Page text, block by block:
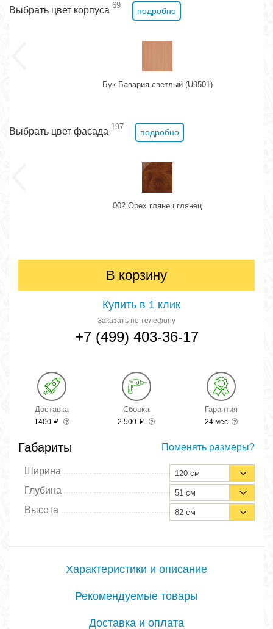
Выбрать цвет корпуса 69
подробно
Бук Бавария светлый (U9501)
Выбрать цвет фасада 197
подробно
002 Орех глянец глянец
В корзину
Купить в 1 клик
Заказать по телефону
+7 (499) 403-36-17
Доставка
1400 ₽
Сборка
2 500 ₽
Гарантия
24 мес.
Габариты Поменять размеры?
Ширина 120 см
Глубина 51 см
Высота 82 см
Характеристики и описание
Рекомендуемые товары
Доставка и оплата